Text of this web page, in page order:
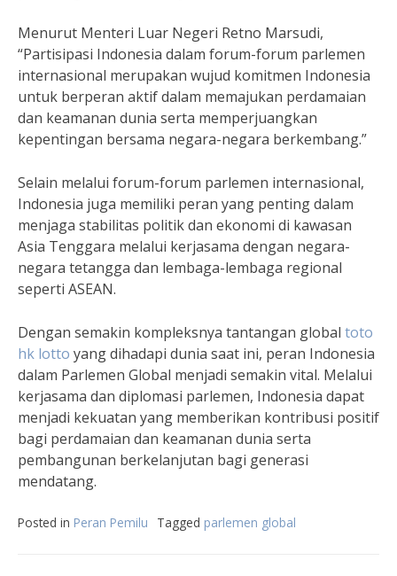
Menurut Menteri Luar Negeri Retno Marsudi,
“Partisipasi Indonesia dalam forum-forum parlemen
internasional merupakan wujud komitmen Indonesia
untuk berperan aktif dalam memajukan perdamaian
dan keamanan dunia serta memperjuangkan
kepentingan bersama negara-negara berkembang.”
Selain melalui forum-forum parlemen internasional,
Indonesia juga memiliki peran yang penting dalam
menjaga stabilitas politik dan ekonomi di kawasan
Asia Tenggara melalui kerjasama dengan negara-
negara tetangga dan lembaga-lembaga regional
seperti ASEAN.
Dengan semakin kompleksnya tantangan global toto
hk lotto yang dihadapi dunia saat ini, peran Indonesia
dalam Parlemen Global menjadi semakin vital. Melalui
kerjasama dan diplomasi parlemen, Indonesia dapat
menjadi kekuatan yang memberikan kontribusi positif
bagi perdamaian dan keamanan dunia serta
pembangunan berkelanjutan bagi generasi
mendatang.
Posted in Peran Pemilu Tagged parlemen global